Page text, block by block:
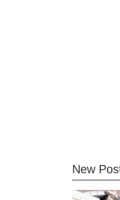
New